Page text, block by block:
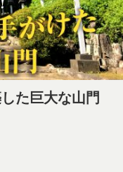
た巨大な山門